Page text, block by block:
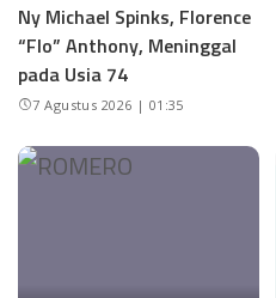
Ny Michael Spinks, Florence
“Flo” Anthony, Meninggal
pada Usia 74
7 Agustus 2026 | 01:35